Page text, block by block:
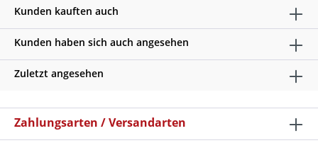
Kunden kauften auch
Kunden haben sich auch angesehen
Zuletzt angesehen
Zahlungsarten / Versandarten